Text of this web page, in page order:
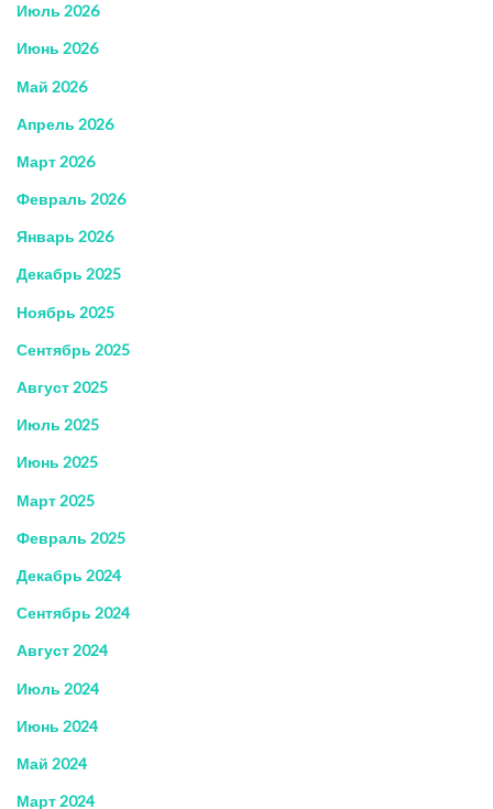
Июль 2026
Июнь 2026
Май 2026
Апрель 2026
Март 2026
Февраль 2026
Январь 2026
Декабрь 2025
Ноябрь 2025
Сентябрь 2025
Август 2025
Июль 2025
Июнь 2025
Март 2025
Февраль 2025
Декабрь 2024
Сентябрь 2024
Август 2024
Июль 2024
Июнь 2024
Май 2024
Март 2024